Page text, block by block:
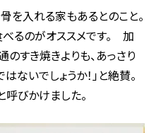
を入れる家もあるとのこと。
べるのがオススメです。 加
のすき焼きよりも、あっさり
ないでしょうか！」と絶賛。
呼びかけました。